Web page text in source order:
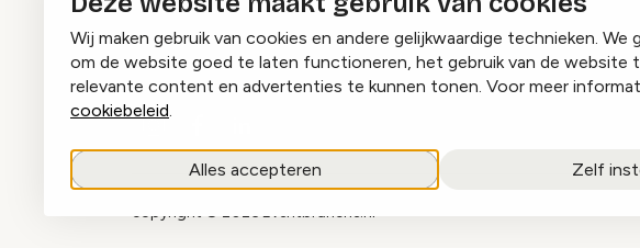
Wij maken gebruik van cookies en andere gelijkwaardige technieken. We
om de website goed te laten functioneren, het gebruik van de website
relevante content en advertenties te kunnen tonen. Voor meer
cookiebeleid.
Alles accepteren Zelf
copyright © 2026 Eventbranche.nl